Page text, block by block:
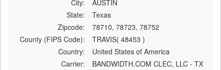
City:
AUSTIN
State:
Texas
Zipcode:
78710, 78723, 78752
County (FIPS Code):
TRAVIS( 48453 )
Country:
United States of America
Carrier:
BANDWIDTH.COM CLEC, LLC - TX